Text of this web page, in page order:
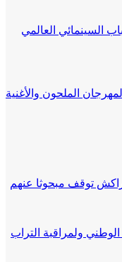
السينمائي العالمي
الملحون والأغنية
توقف مبحوثا عنهم
الوطني ولمراقبة التراب